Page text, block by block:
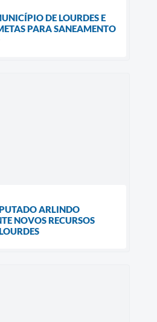
DE LOURDES E
PARA SANEAMENTO
ARLINDO
NOVOS RECURSOS